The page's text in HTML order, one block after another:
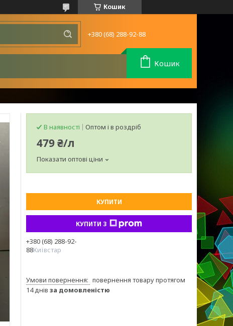
Кошик
+380 (68) 288-92-88
Кошик
В наявності Оптом і в роздріб
479 ₴/л
Показати оптові ціни
КУПИТИ
КУПИТИ З
+380 (68) 288-92-
88Київстар
повернення товару протягом
14 днів за домовленістю